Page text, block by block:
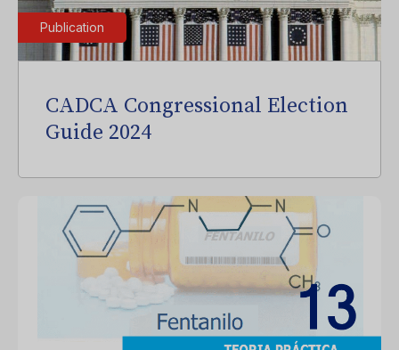
Publication
CADCA Congressional Election
Guide 2024